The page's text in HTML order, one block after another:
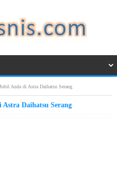
Anda di Astra Daihatsu Serang
Daihatsu Serang